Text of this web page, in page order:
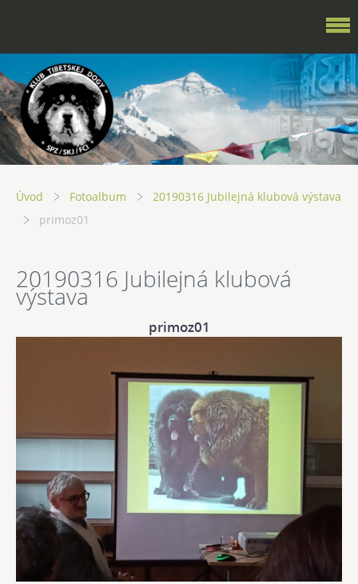
Úvod Fotoalbum
20190316 Jubilejná klubová výstava
primoz01
20190316 Jubilejná klubová
výstava
primoz01